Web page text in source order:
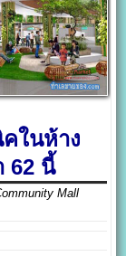
ในห้าง
62 นี้
Mall